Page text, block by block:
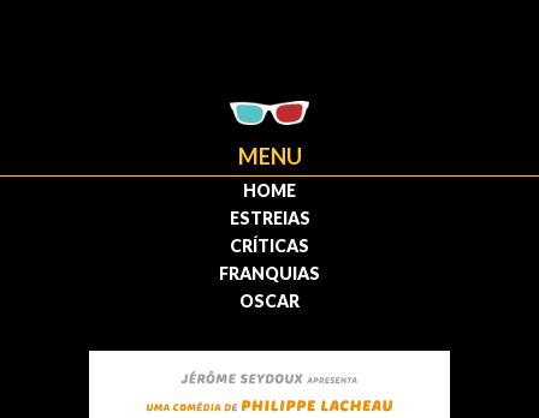
MENU
HOME
ESTREIAS
CRÍTICAS
FRANQUIAS
OSCAR